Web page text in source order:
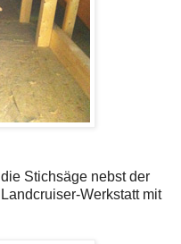
Stichsäge nebst der
Werkstatt mit